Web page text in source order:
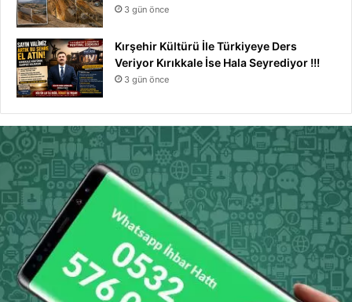
3 gün önce
Kırşehir Kültürü İle Türkiyeye Ders
Veriyor Kırıkkale İse Hala Seyrediyor !!!
3 gün önce